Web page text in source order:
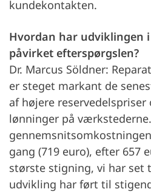
kundekontakten.
Hvordan har udviklingen
påvirket efterspørgslen?
Dr. Marcus Söldner:
er steget markant de
af højere reservedelspriser
lønninger på
gang (719 euro), efter 657
største stigning, vi har set
udvikling har ført til